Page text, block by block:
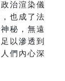
治渲染儀
也成了法
秘，無遠
以滲透到
們內心深